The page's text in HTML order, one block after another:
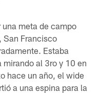
una meta de campo
San Francisco
Estaba
mirando al 3ro y 10 en
hace un año, el wide
a una espina para la